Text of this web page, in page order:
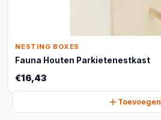
NESTING BOXES
Fauna Houten Parkietenestkast
€16,43
Toevoegen